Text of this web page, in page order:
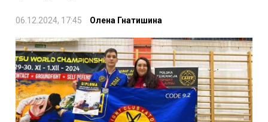
06.12.2024, 17:45 Олена Гнатишина